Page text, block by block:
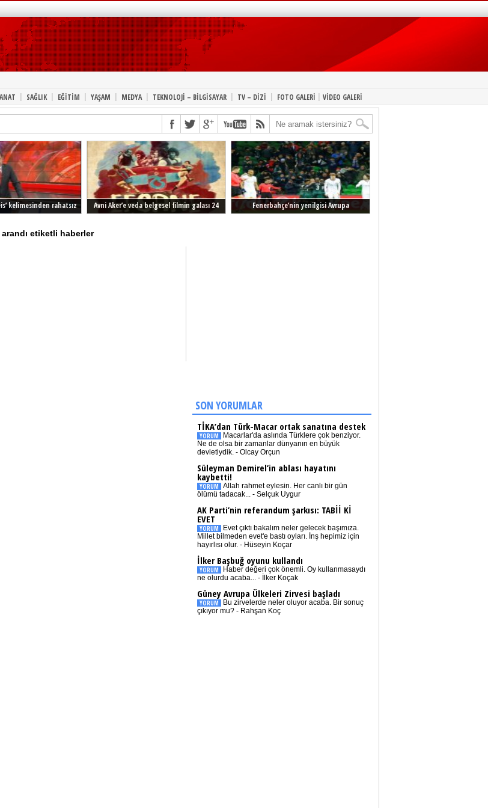
| SAĞLIK | EĞİTİM | YAŞAM | MEDYA | TEKNOLOJİ – BİLGİSAYAR | TV – DİZİ | FOTO GALERİ | VİDEO GALERİ
kelimesinden rahatsız
Avni Aker’e veda belgesel filmin galası 24
Fenerbahçe’nin yenilgisi Avrupa
etiketli haberler
SON YORUMLAR
TİKA’dan Türk-Macar ortak sanatına destek
YORUM
Macarlar'da aslında Türklere çok benziyor.
Ne de olsa bir zamanlar dünyanın en büyük
devletiydik. - Olcay Orçun
Süleyman Demirel’in ablası hayatını
kaybetti!
YORUM Allah rahmet eylesin. Her canlı bir gün
ölümü tadacak... - Selçuk Uygur
AK Parti’nin referandum şarkısı: TABİİ Kİ
EVET
YORUM
Evet çıktı bakalım neler gelecek başımıza.
Millet bilmeden evet'e bastı oyları. İnş hepimiz için
hayırlısı olur. - Hüseyin Koçar
İlker Başbuğ oyunu kullandı
YORUM
Haber değeri çok önemli. Oy kullanmasaydı
ne olurdu acaba... - İlker Koçak
Güney Avrupa Ülkeleri Zirvesi başladı
YORUM
Bu zirvelerde neler oluyor acaba. Bir sonuç
çıkıyor mu? - Rahşan Koç